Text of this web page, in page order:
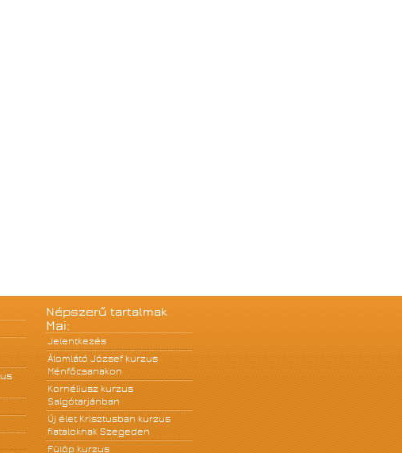
Népszerű tartalmak
Mai:
Jelentkezés
Álomlátó József kurzus
Ménfőcsanakon
Kornéliusz kurzus
Salgótarjánban
Új élet Krisztusban kurzus
fiataloknak Szegeden
Fülöp kurzus